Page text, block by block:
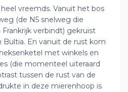
vreemds. Vanuit het bos
(de N5 snelweg die
verbindt) gekruist
En vanuit de rust kom
met winkels en
(die momenteel uiteraard
tussen de rust van de
in deze mierenhoop is